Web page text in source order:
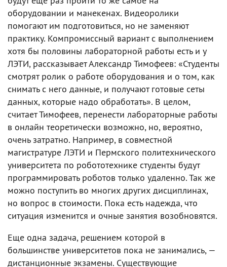
оборудовании и манекенах. Видеоролики
помогают им подготовиться, но не заменяют
практику. Компромиссный вариант с выполнением
хотя бы половины лабораторной работы есть и у
ЛЭТИ, рассказывает Александр Тимофеев: «Студенты
смотрят ролик о работе оборудования и о том, как
снимать с него данные, и получают готовые сеты
данных, которые надо обработать». В целом,
считает Тимофеев, перенести лабораторные работы
в онлайн теоретически возможно, но, вероятно,
очень затратно. Например, в совместной
магистратуре ЛЭТИ и Пермского политехнического
университета по робототехнике студенты будут
программировать роботов только удаленно. Так же
можно поступить во многих других дисциплинах,
но вопрос в стоимости. Пока есть надежда, что
ситуация изменится и очные занятия возобновятся.
Еще одна задача, решением которой в
большинстве университетов пока не занимались, —
дистанционные экзамены. Существующие